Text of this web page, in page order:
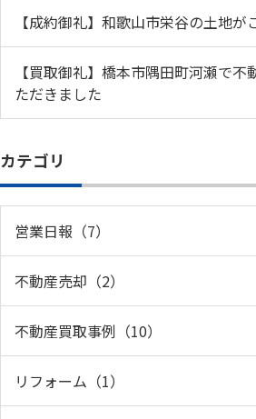
【成約御礼】和歌山市栄谷の土地
【買取御礼】橋本市隅田町河瀬で
ただきました
カテゴリ
営業日報（7）
不動産売却（2）
不動産買取事例（10）
リフォーム（1）